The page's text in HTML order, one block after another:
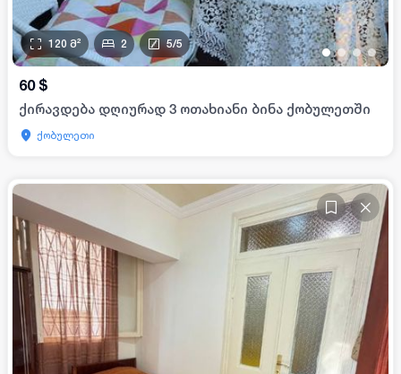
••••
120 მ² 2 5/5
60 $
ქირავდება დღიურად 3 ოთახიანი ბინა ქობულეთში
ქობულეთი